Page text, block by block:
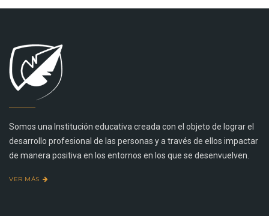
Somos una Institución educativa creada con el objeto de lograr el
desarrollo profesional de las personas y a través de ellos impactar
de manera positiva en los entornos en los que se desenvuelven.
VER MÁS